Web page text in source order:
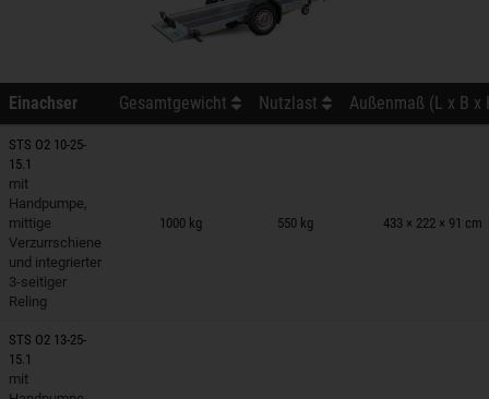
Einachser Gesamtgewicht Nutzlast Außenmaß (L x B x
STS O2 10-25-
15.1
mit
Handpumpe,
mittige
Verzurrschiene
und integrierter
3-seitiger
Reling
1000 kg 550 kg 433 × 222 × 91 cm
auf Merkzettel
STS O2 13-25-
15.1
mit